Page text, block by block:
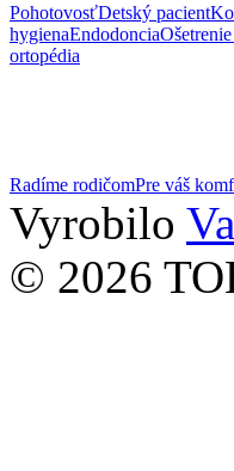
PohotovosťDetský pacient
hygienaEndodoncia
ortopédia
Radíme rodičomPre váš
Vyrobilo
© 2026